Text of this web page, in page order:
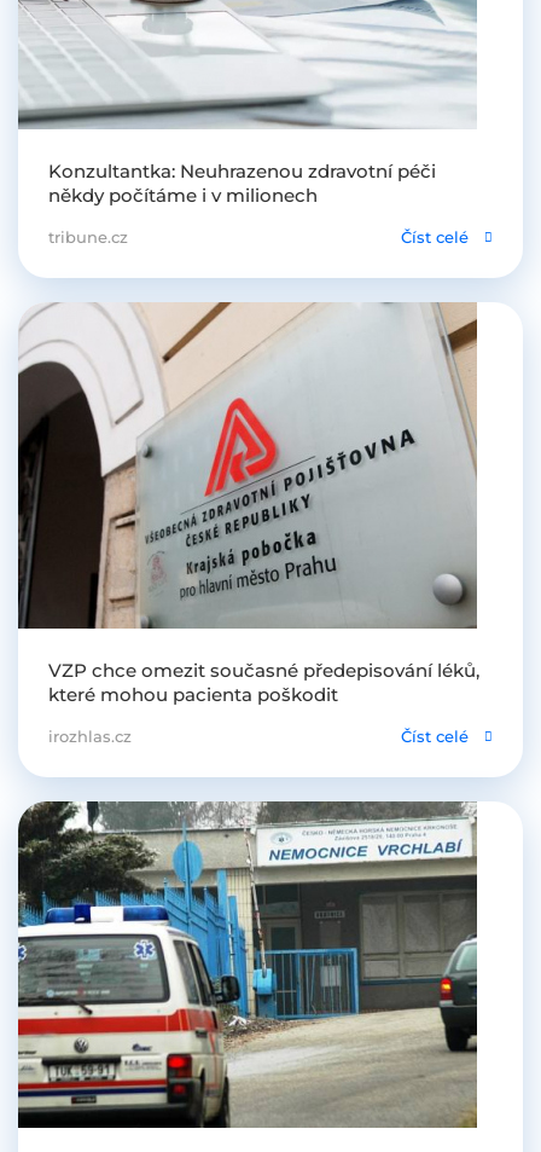
Konzultantka: Neuhrazenou zdravotní péči
někdy počítáme i v milionech
tribune.cz Číst celé
VZP chce omezit současné předepisování léků,
které mohou pacienta poškodit
irozhlas.cz Číst celé